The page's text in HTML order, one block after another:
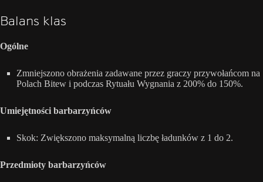
Balans klas
Ogólne
Zmniejszono obrażenia zadawane przez graczy przywołańcom na
Polach Bitew i podczas Rytuału Wygnania z 200% do 150%.
Umiejętności barbarzyńców
Skok: Zwiększono maksymalną liczbę ładunków z 1 do 2.
Przedmioty barbarzyńców